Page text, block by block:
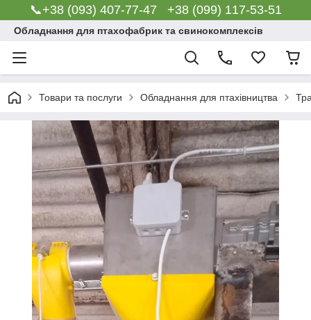
📞+38 (093) 407-77-47 +38 (099) 117-53-51
Обладнання для птахофабрик та свинокомплексів
Товари та послуги Обладнання для птахівництва